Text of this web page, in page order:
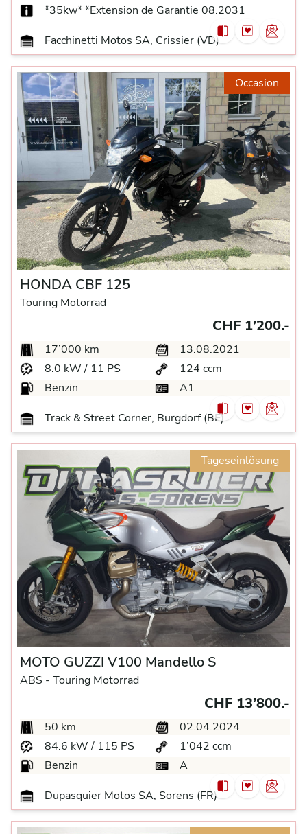
*35kw* *Extension de Garantie 08.2031
Facchinetti Motos SA, Crissier (VD)
Occasion
HONDA CBF 125
Touring Motorrad
CHF 1’200.-
17’000 km
13.08.2021
8.0 kW / 11 PS
124 ccm
Benzin
A1
Track & Street Corner, Burgdorf (BE)
Tageseinlösung
MOTO GUZZI V100 Mandello S
ABS - Touring Motorrad
CHF 13’800.-
50 km
02.04.2024
84.6 kW / 115 PS
1’042 ccm
Benzin
A
Dupasquier Motos SA, Sorens (FR)